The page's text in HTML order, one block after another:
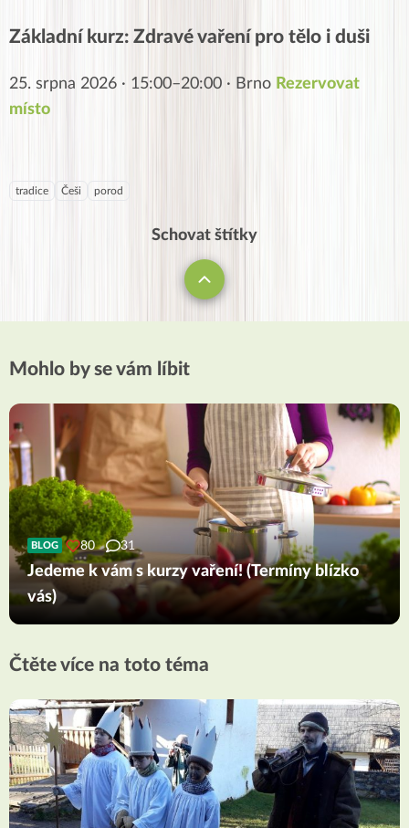
Základní kurz: Zdravé vaření pro tělo i duši
25. srpna 2026 · 15:00–20:00 · Brno Rezervovat
místo
tradice Češi porod
Schovat štítky
Mohlo by se vám líbit
BLOG 80 31
Jedeme k vám s kurzy vaření! (Termíny blízko
vás)
Čtěte více na toto téma